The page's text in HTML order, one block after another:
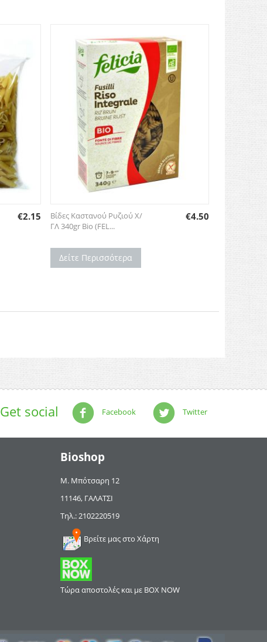
€2.15
Βίδες Καστανού Ρυζιού Χ/
ΓΛ 340gr Βio (FEL...
€4.50
Δείτε Περισσότερα
Get social Facebook Twitter
Bioshop
Μ. Μπότσαρη 12
11146, ΓΑΛΑΤΣΙ
Τηλ.: 2102220519
Βρείτε μας στο Χάρτη
Τώρα αποστολές και με BOX NOW